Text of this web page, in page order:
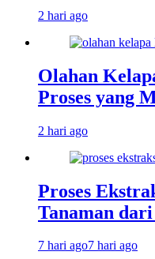
2 hari ago
Olahan
Proses yang
2 hari ago
Proses
Tanaman
7 hari ago7 hari ago